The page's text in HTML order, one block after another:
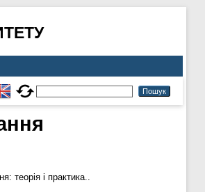
теорія і практика..